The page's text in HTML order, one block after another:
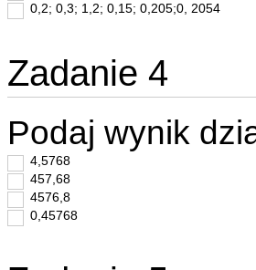
0,2; 0,3; 1,2; 0,15; 0,205;0, 2054
Zadanie 4
Podaj wynik
4,5768
457,68
4576,8
0,45768